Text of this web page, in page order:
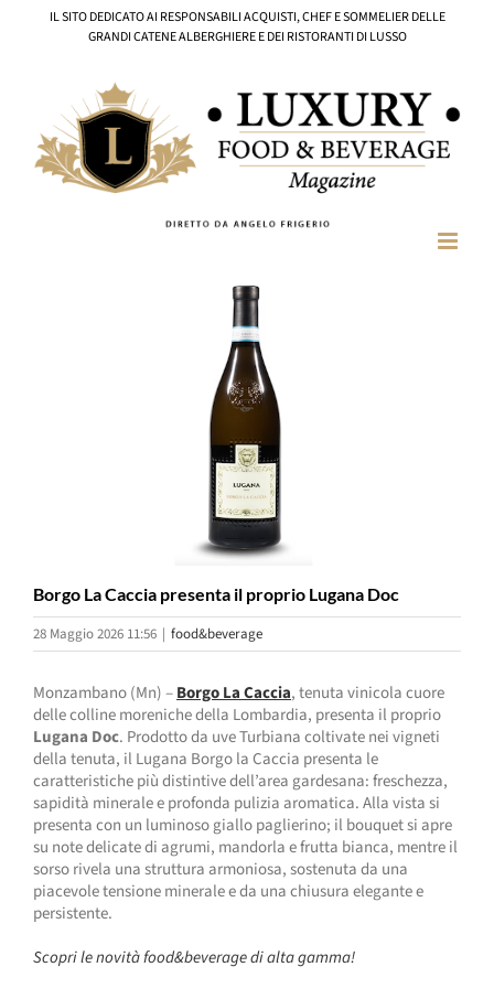
IL SITO DEDICATO AI RESPONSABILI ACQUISTI, CHEF E SOMMELIER DELLE
GRANDI CATENE ALBERGHIERE E DEI RISTORANTI DI LUSSO
Borgo La Caccia presenta il proprio Lugana Doc
28 Maggio 2026 11:56 | food&beverage
Monzambano (Mn) –Borgo La Caccia, tenuta vinicola cuore
dellecolline morenichedella Lombardia, presenta il proprio
Lugana Doc. Prodotto da uve Turbiana coltivate nei vigneti
della tenuta, il Lugana Borgo la Caccia presenta le
caratteristiche più distintive dell’area gardesana: freschezza,
sapidità minerale e profonda pulizia aromatica. Alla vista si
presenta con un luminoso giallo paglierino; il bouquet si apre
su note delicate di agrumi, mandorla e frutta bianca, mentre il
sorso rivela una struttura armoniosa, sostenuta da una
piacevole tensione minerale e da una chiusura elegante e
persistente.
Scopri le novità food&beverage di alta gamma!